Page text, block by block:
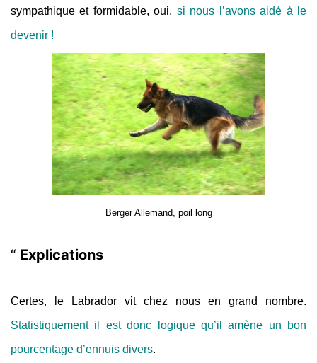
sympathique et formidable, oui, si nous l’avons aidé à le
devenir !
Berger Allemand, poil long
Explications
Certes, le Labrador vit chez nous en grand nombre.
Statistiquement il est donc logique qu’il amène un bon
pourcentage d’ennuis divers.